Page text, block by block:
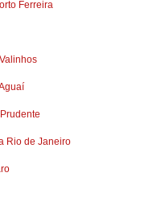
Ferreira
Rio de Janeiro